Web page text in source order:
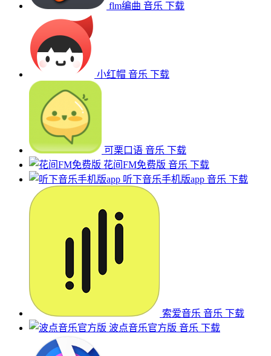
flm编曲 音乐 下载
小红帽 音乐 下载
可栗口语 音乐 下载
花间FM免费版 音乐 下载
听下音乐手机版app 音乐 下载
索爱音乐 音乐 下载
波点音乐官方版 音乐 下载